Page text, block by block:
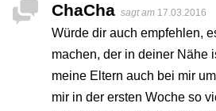
ChaCha sagt am 17.03.2016
Würde dir auch empfehlen,
machen, der in deiner Nähe
meine Eltern auch bei mir
mir in der ersten Woche so